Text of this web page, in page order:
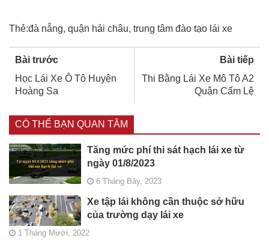
Thẻ:đà nẵng, quận hải châu, trung tâm đào tạo lái xe
Bài trước
Học Lái Xe Ô Tô Huyện
Hoàng Sa
Bài tiếp
Thi Bằng Lái Xe Mô Tô A2
Quận Cẩm Lệ
CÓ THỂ BẠN QUAN TÂM
Tăng mức phí thi sát hạch lái xe từ
ngày 01/8/2023
6 Tháng Bảy, 2023
Xe tập lái không cần thuộc sở hữu
của trường dạy lái xe
1 Tháng Mười, 2022